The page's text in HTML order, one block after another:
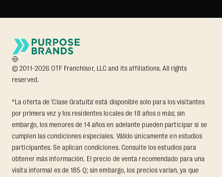
© 2011-2026 OTF Franchisor, LLC and its affiliations. All rights
reserved.
*La oferta de 'Clase Gratuita' está disponible solo para los visitantes
por primera vez y los residentes locales de 18 años o más; sin
embargo, los menores de 14 años en adelante pueden participar si se
cumplen las condiciones especiales. Válido únicamente en estudios
participantes. Se aplican condiciones. Consulte los estudios para
obtener más información. El precio de venta recomendado para una
visita informal es de 185 Q; sin embargo, los precios varían, ya que